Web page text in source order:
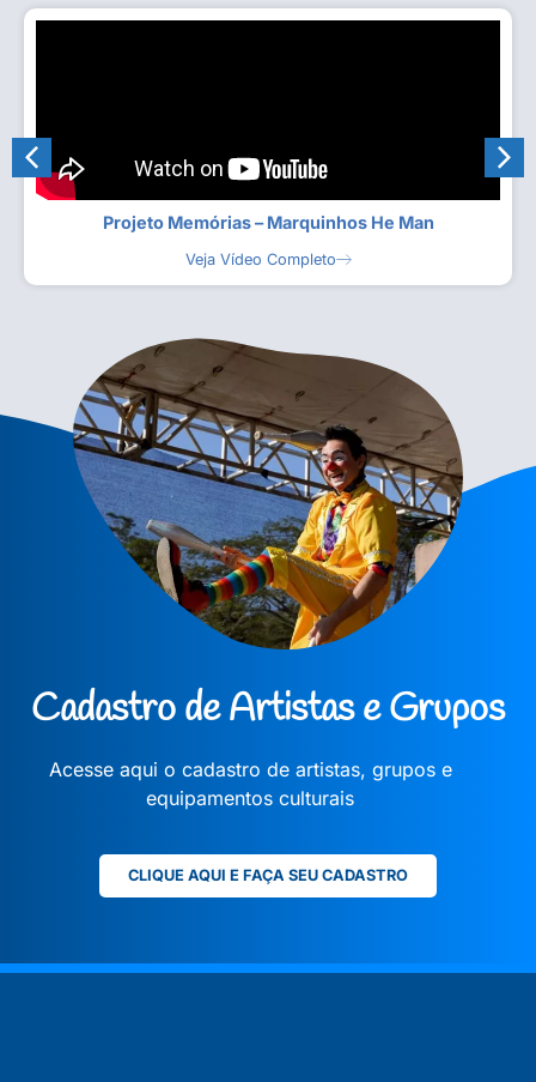
Projeto Memórias – Marquinhos He Man
Veja Vídeo Completo
Cadastro de Artistas e Grupos
Acesse aqui o cadastro de artistas, grupos e
equipamentos culturais
CLIQUE AQUI E FAÇA SEU CADASTRO